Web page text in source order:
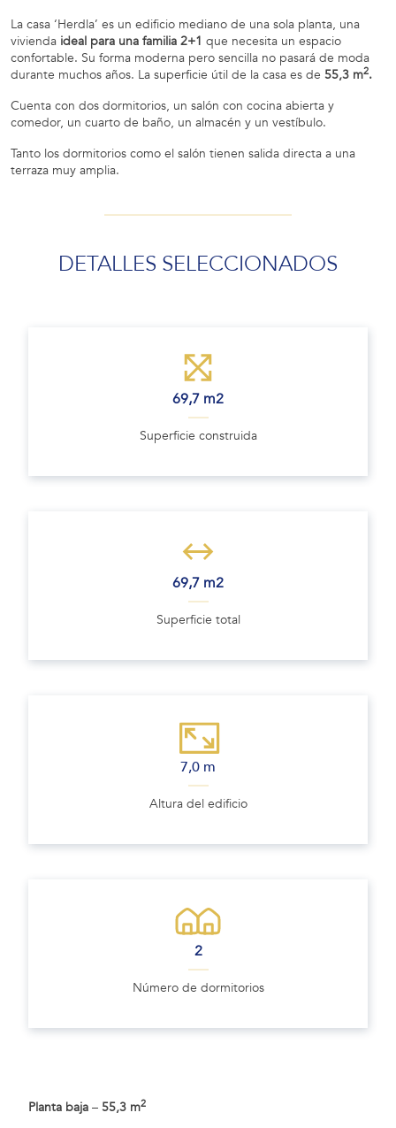
La casa ‘Herdla’ es un edificio mediano de una sola planta, una
vivienda ideal para una familia 2+1 que necesita un espacio
confortable. Su forma moderna pero sencilla no pasará de moda
durante muchos años. La superficie útil de la casa es de 55,3 m2.
Cuenta con dos dormitorios, un salón con cocina abierta y
comedor, un cuarto de baño, un almacén y un vestíbulo.
Tanto los dormitorios como el salón tienen salida directa a una
terraza muy amplia.
DETALLES SELECCIONADOS
69,7 m2
Superficie construida
69,7 m2
Superficie total
7,0 m
Altura del edificio
2
Número de dormitorios
Planta baja – 55,3 m2